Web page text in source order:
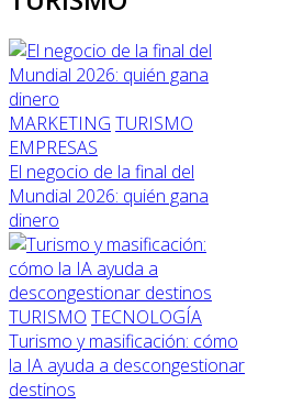
MARKETING TURISMO
EMPRESAS
El negocio de la final del
Mundial 2026: quién gana
dinero
TURISMO TECNOLOGÍA
Turismo y masificación: cómo
la IA ayuda a descongestionar
destinos